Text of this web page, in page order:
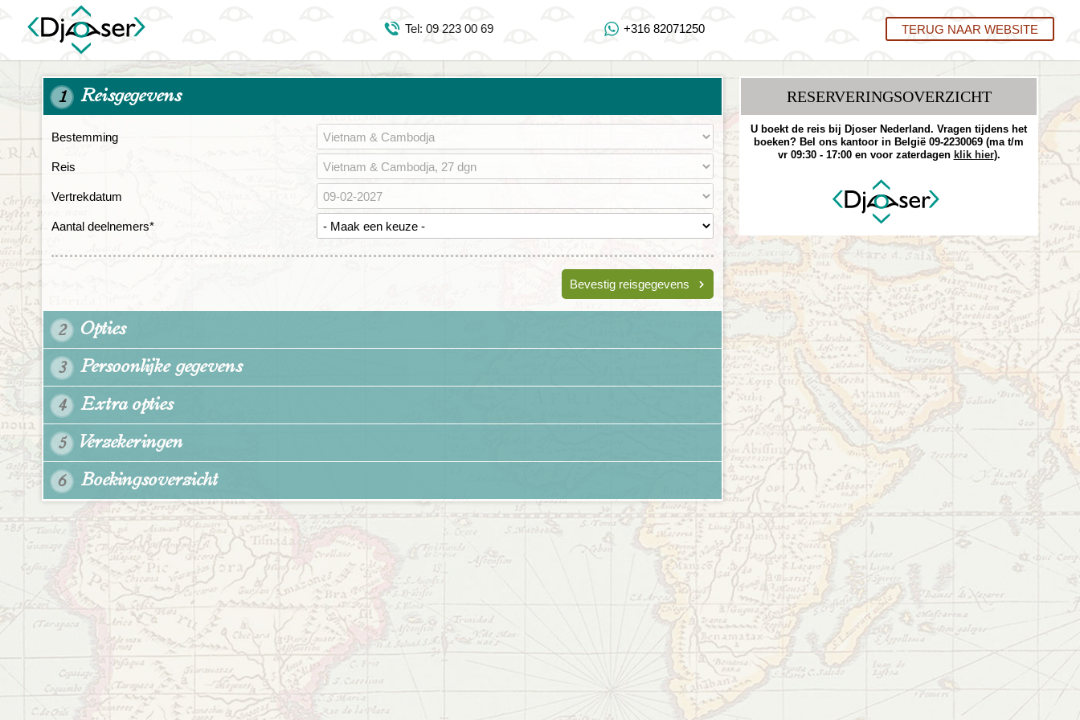
Tel: 09 223 00 69
https://www.youtube.com/user/DjoserWebsite
https://www.instagram.com/djoser_reizen/
Tel: 09 223 00 69 +316 82071250 TERUG NAAR WEBSITE
1 Reisgegevens
Bestemming
Reis
Vertrekdatum
Aantal deelnemers*
Bevestig reisgegevens
2 Opties
3 Persoonlijke gegevens
4 Extra opties
5 Verzekeringen
6 Boekingsoverzicht
RESERVERINGS­OVERZICHT
U boekt de reis bij Djoser Nederland. Vragen tijdens het
boeken? Bel ons kantoor in België 09-2230069 (ma t/m
vr 09:30 - 17:00 en voor zaterdagen klik hier).